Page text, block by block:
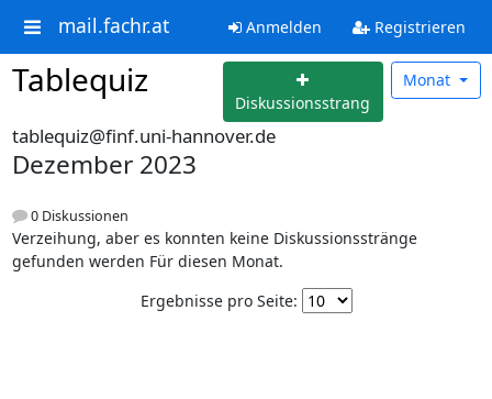
mail.fachr.at Anmelden Registrieren
Tablequiz
Diskussionsstrang
Monat
tablequiz@finf.uni-hannover.de
Dezember 2023
0 Diskussionen
Verzeihung, aber es konnten keine Diskussionsstränge
gefunden werden Für diesen Monat.
Ergebnisse pro Seite: